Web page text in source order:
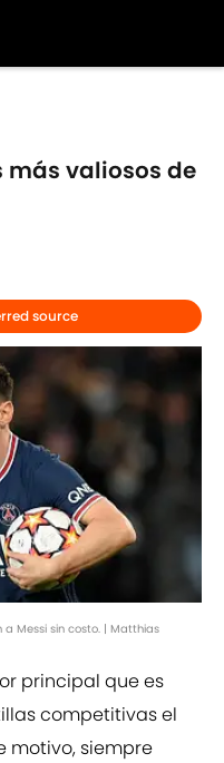
más valiosos de
source
Messi sin costo. | Matthias
principal que es
competitivas el
motivo, siempre